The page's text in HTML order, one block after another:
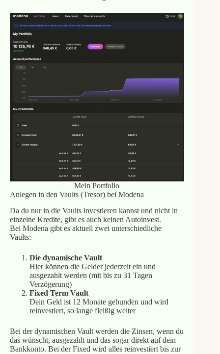
Mein Portfolio
Anlegen in den Vaults (Tresor) bei Modena
Da du nur in die Vaults investieren kannst und nicht in
einzelne Kredite, gibt es auch keinen Autoinvest.
Bei Modena gibt es aktuell zwei unterschiedliche
Vaults:
Die dynamische Vault
Hier können die Gelder jederzeit ein und
ausgezahlt werden (mit bis zu 31 Tagen
Verzögerung)
Fixed Term Vault
Dein Geld ist 12 Monate gebunden und wird
reinvestiert, so lange fleißig weiter
Bei der dynamischen Vault werden die Zinsen, wenn du
das wünscht, ausgezahlt und das sogar direkt auf dein
Bankkonto. Bei der Fixed wird alles reinvestiert bis zur